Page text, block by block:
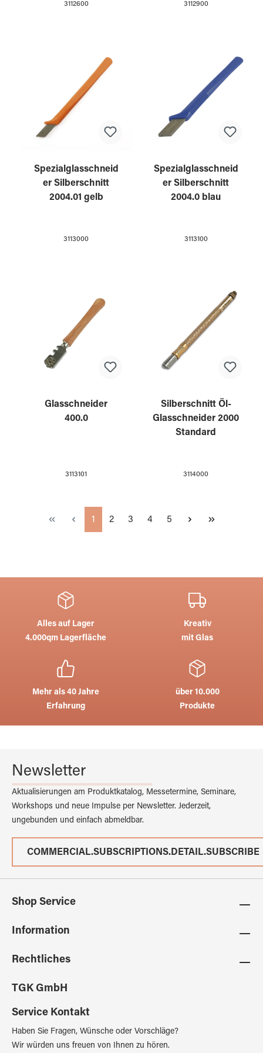
3112600 3112900
Spezialglasschneid
er Silberschnitt
2004.01 gelb
3113000
Spezialglasschneid
er Silberschnitt
2004.0 blau
3113100
Glasschneider
400.0
3113101
Silberschnitt Öl-
Glasschneider 2000
Standard
3114000
Seite
1 Seite
2 Seite
3 Seite
4 Seite
5
Alles auf Lager
4.000qm Lagerfläche
Kreativ
mit Glas
Mehr als 40 Jahre
Erfahrung
über 10.000
Produkte
Newsletter
Aktualisierungen am Produktkatalog, Messetermine, Seminare,
Workshops und neue Impulse per Newsletter. Jederzeit,
ungebunden und einfach abmeldbar.
COMMERCIAL.SUBSCRIPTIONS.DETAIL.SUBSCRIBE
Shop Service
Information
Rechtliches
TGK GmbH
Service Kontakt
Haben Sie Fragen, Wünsche oder Vorschläge?
Wir würden uns freuen von Ihnen zu hören.